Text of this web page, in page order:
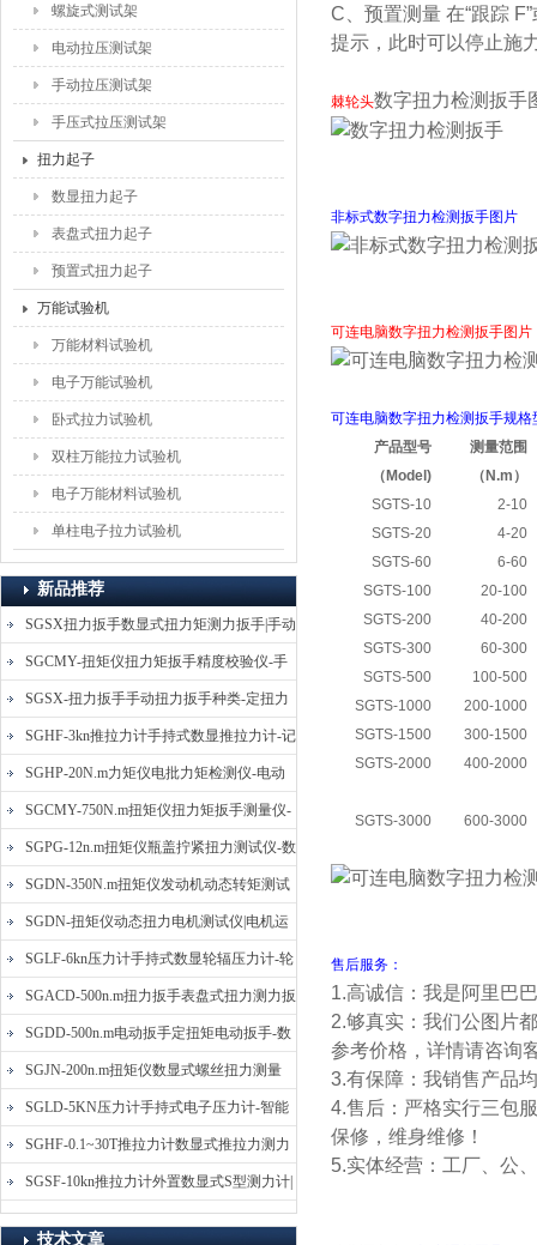
螺旋式测试架
电动拉压测试架
手动拉压测试架
手压式拉压测试架
扭力起子
数显扭力起子
表盘式扭力起子
预置式扭力起子
万能试验机
万能材料试验机
电子万能试验机
卧式拉力试验机
双柱万能拉力试验机
电子万能材料试验机
单柱电子拉力试验机
新品推荐
SGSX扭力扳手数显式扭力矩测力扳手|手动
定扭矩检测扳手
SGCMY-扭矩仪扭力矩扳手精度校验仪-手
动扳子扭矩校准仪
SGSX-扭力扳手手动扭力扳手种类-定扭力
矩检测扳手价格
SGHF-3kn推拉力计手持式数显推拉力计-记
忆数据拉压力测力计
SGHP-20N.m力矩仪电批力矩检测仪-电动
螺丝批扭力矩测试仪
SGCMY-750N.m扭矩仪扭力矩扳手测量仪-
校准扳手扭力精度测试仪
SGPG-12n.m扭矩仪瓶盖拧紧扭力测试仪-数
显式瓶盖扭力矩仪
SGDN-350N.m扭矩仪发动机动态转矩测试
仪-动态电机扭矩测量仪
SGDN-扭矩仪动态扭力电机测试仪|电机运
转摩擦力扭矩仪
SGLF-6kn压力计手持式数显轮辐压力计-轮
辐称重压力测力计
SGACD-500n.m扭力扳手表盘式扭力测力扳
手-表盘扭力矩检测扳手
SGDD-500n.m电动扳手定扭矩电动扳手-数
显式电动定扭力矩扳手
SGJN-200n.m扭矩仪数显式螺丝扭力测量
仪-螺栓扭力矩测试仪
SGLD-5KN压力计手持式电子压力计-智能
电子式压力测力计
SGHF-0.1~30T推拉力计数显式推拉力测力
计-数字拉压力双向测力仪
SGSF-10kn推拉力计外置数显式S型测力计|
手持连线式拉压力计
技术文章
C、预置测量 在“跟踪
提示，此时可以停止施
棘轮头数字扭力检测扳手
非标式数字扭力检测扳手图片
可连电脑数字扭力检测扳手图片
可连电脑数字扭力检测扳手规格
产品型号
（Model)
测量范围
（N.m ）
SGTS-10
2-10
SGTS-20
4-20
SGTS-60
6-60
SGTS-100
20-100
SGTS-200
40-200
SGTS-300
60-300
SGTS-500
100-500
SGTS-1000
200-1000
SGTS-1500
300-1500
SGTS-2000
400-2000
SGTS-3000 600-3000
售后服务：
1.高诚信：我是阿里巴
2.够真实：我们公图片
参考价格，详情请咨询
3.有保障：我销售产品
4.售后：严格实行三包
保修，维身维修！
5.实体经营：工厂、公